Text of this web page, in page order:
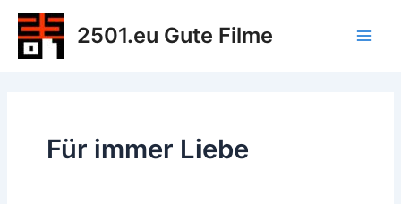
Zum
Inhalt
springen
2501.eu Gute Filme
Für immer Liebe